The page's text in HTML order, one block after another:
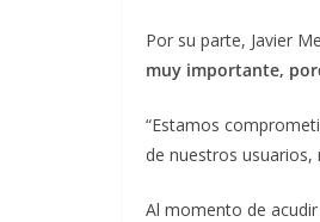
Por su parte, Javier
muy importante,
“Estamos
de nuestros usuarios,
Al momento de